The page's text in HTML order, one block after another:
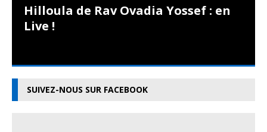
Hilloula de Rav Ovadia Yossef : en
Live !
SUIVEZ-NOUS SUR FACEBOOK